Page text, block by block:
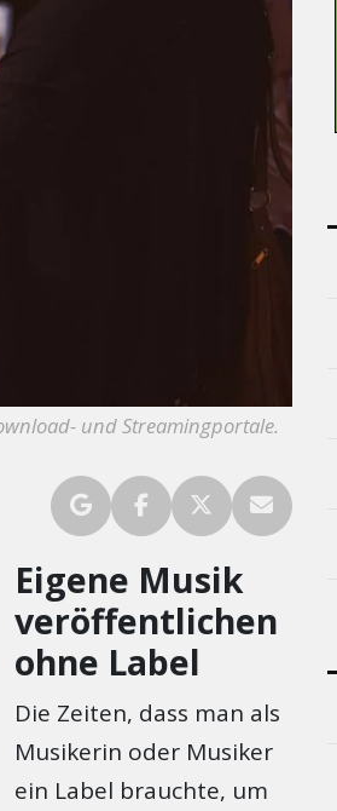
und Streamingportale.
Eigene Musik
veröffentlichen
ohne Label
Die Zeiten, dass man als
Musikerin oder Musiker
ein Label brauchte, um